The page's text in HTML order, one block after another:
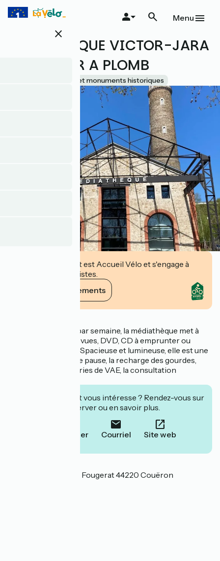
Aller
close
Menu
MEDIATHEQUE VICTOR-JARA
ET LA TOUR A PLOMB
Sites et monuments historiques
Cet établissement est Accueil Vélo et s'engage à
accueillir des cyclistes.
Voir ses engagements
Ouverte 34 heures par semaine, la médiathèque met à
disposition livres, revues, DVD, CD à emprunter ou
découvrir sur place. Spacieuse et lumineuse, elle est une
halte idéale pour une pause, la recharge des gourdes,
téléphones et batteries de VAE, la consultation
Cet établissement vous intéresse ? Rendez-vous sur
leur site pour réserver ou en savoir plus.
Téléphoner Courriel Site web
95 Quai Jean-Pierre Fougerat 44220 Couëron